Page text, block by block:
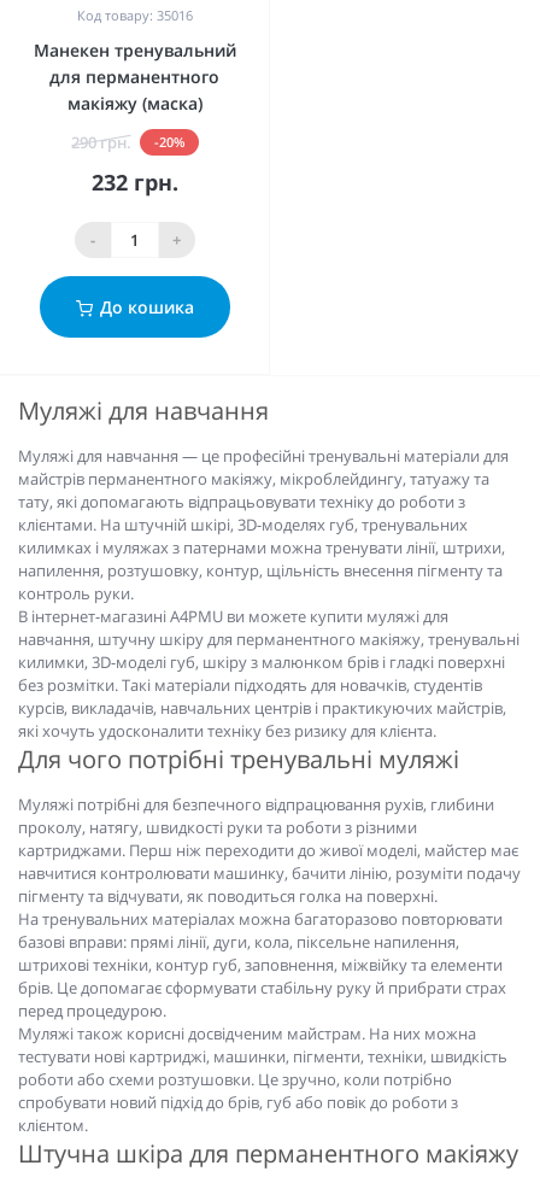
Код товару: 35016
Манекен тренувальний
для перманентного
макіяжу (маска)
290 грн. -20%
232 грн.
- +
До кошика
Муляжі для навчання
Муляжі для навчання — це професійні тренувальні матеріали для
майстрів перманентного макіяжу, мікроблейдингу, татуажу та
тату, які допомагають відпрацьовувати техніку до роботи з
клієнтами. На штучній шкірі, 3D-моделях губ, тренувальних
килимках і муляжах з патернами можна тренувати лінії, штрихи,
напилення, розтушовку, контур, щільність внесення пігменту та
контроль руки.
В інтернет-магазині A4PMU ви можете купити муляжі для
навчання, штучну шкіру для перманентного макіяжу, тренувальні
килимки, 3D-моделі губ, шкіру з малюнком брів і гладкі поверхні
без розмітки. Такі матеріали підходять для новачків, студентів
курсів, викладачів, навчальних центрів і практикуючих майстрів,
які хочуть удосконалити техніку без ризику для клієнта.
Для чого потрібні тренувальні муляжі
Муляжі потрібні для безпечного відпрацювання рухів, глибини
проколу, натягу, швидкості руки та роботи з різними
картриджами. Перш ніж переходити до живої моделі, майстер має
навчитися контролювати машинку, бачити лінію, розуміти подачу
пігменту та відчувати, як поводиться голка на поверхні.
На тренувальних матеріалах можна багаторазово повторювати
базові вправи: прямі лінії, дуги, кола, піксельне напилення,
штрихові техніки, контур губ, заповнення, міжвійку та елементи
брів. Це допомагає сформувати стабільну руку й прибрати страх
перед процедурою.
Муляжі також корисні досвідченим майстрам. На них можна
тестувати нові картриджі, машинки, пігменти, техніки, швидкість
роботи або схеми розтушовки. Це зручно, коли потрібно
спробувати новий підхід до брів, губ або повік до роботи з
клієнтом.
Штучна шкіра для перманентного макіяжу